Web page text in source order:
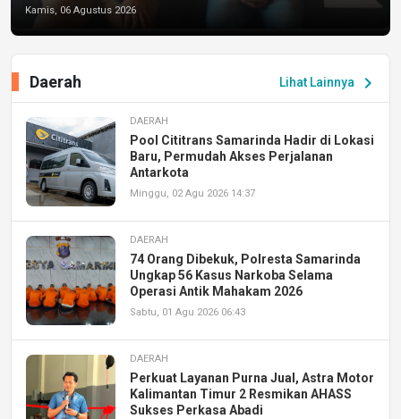
Kamis, 06 Agustus 2026
Lihat Lainnya chevron_right
Daerah
DAERAH
Pool Cititrans Samarinda Hadir di Lokasi
Baru, Permudah Akses Perjalanan
Antarkota
Minggu, 02 Agu 2026 14:37
DAERAH
74 Orang Dibekuk, Polresta Samarinda
Ungkap 56 Kasus Narkoba Selama
Operasi Antik Mahakam 2026
Sabtu, 01 Agu 2026 06:43
DAERAH
Perkuat Layanan Purna Jual, Astra Motor
Kalimantan Timur 2 Resmikan AHASS
Sukses Perkasa Abadi